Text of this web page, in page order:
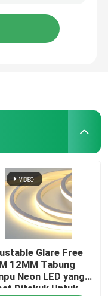
Glare Free
12MM Tabung
Neon LED yang
Ditekuk Untuk